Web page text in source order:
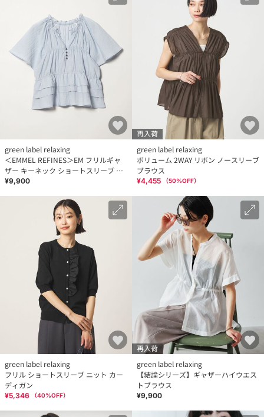
green label relaxing
＜EMMEL REFINES＞EM フリルギャ
ザー キーネック ショートスリーブ ブ
ラウス
¥9,900
再入荷
green label relaxing
ボリューム 2WAY リボン ノースリーブ
ブラウス
¥4,455 （50%OFF）
green label relaxing
フリル ショートスリーブ ニット カー
ディガン
¥5,346 （40%OFF）
再入荷
green label relaxing
【結論シリーズ】ギャザーハイウエス
トブラウス
¥9,900